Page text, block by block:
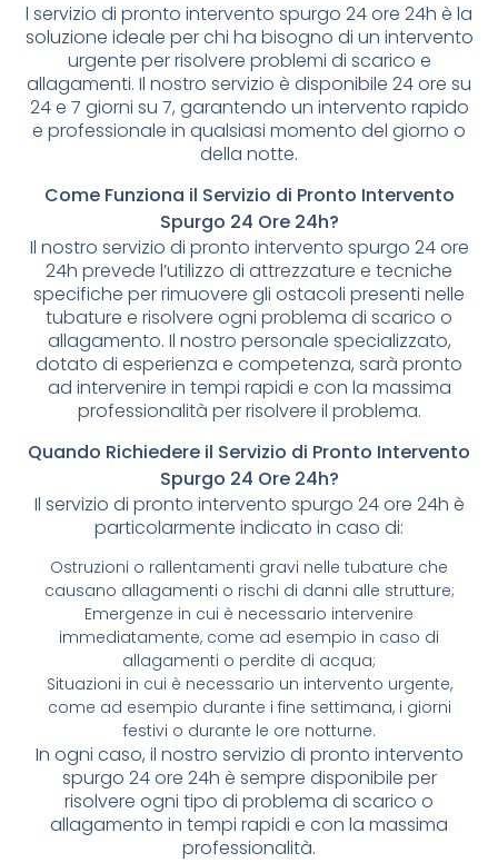
l servizio di pronto intervento spurgo 24 ore 24h è la
soluzione ideale per chi ha bisogno di un intervento
urgente per risolvere problemi di scarico e
allagamenti. Il nostro servizio è disponibile 24 ore su
24 e 7 giorni su 7, garantendo un intervento rapido
e professionale in qualsiasi momento del giorno o
della notte.
Come Funziona il Servizio di Pronto Intervento
Spurgo 24 Ore 24h?
Il nostro servizio di pronto intervento spurgo 24 ore
24h prevede l’utilizzo di attrezzature e tecniche
specifiche per rimuovere gli ostacoli presenti nelle
tubature e risolvere ogni problema di scarico o
allagamento. Il nostro personale specializzato,
dotato di esperienza e competenza, sarà pronto
ad intervenire in tempi rapidi e con la massima
professionalità per risolvere il problema.
Quando Richiedere il Servizio di Pronto Intervento
Spurgo 24 Ore 24h?
Il servizio di pronto intervento spurgo 24 ore 24h è
particolarmente indicato in caso di:
Ostruzioni o rallentamenti gravi nelle tubature che
causano allagamenti o rischi di danni alle strutture;
Emergenze in cui è necessario intervenire
immediatamente, come ad esempio in caso di
allagamenti o perdite di acqua;
Situazioni in cui è necessario un intervento urgente,
come ad esempio durante i fine settimana, i giorni
festivi o durante le ore notturne.
In ogni caso, il nostro servizio di pronto intervento
spurgo 24 ore 24h è sempre disponibile per
risolvere ogni tipo di problema di scarico o
allagamento in tempi rapidi e con la massima
professionalità.